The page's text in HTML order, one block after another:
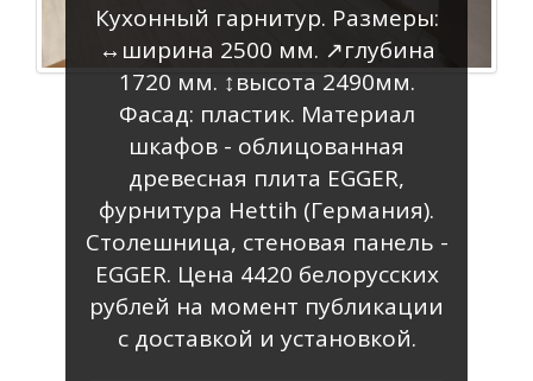
Кухонный гарнитур. Размеры:
↔️ширина 2500 мм. ↗️глубина
1720 мм. ↕️высота 2490мм.
Фасад: пластик. Материал
шкафов - облицованная
древесная плита EGGER,
фурнитура Hettih (Германия).
Столешница, стеновая панель -
EGGER. Цена 4420 белорусских
рублей на момент публикации
с доставкой и установкой.